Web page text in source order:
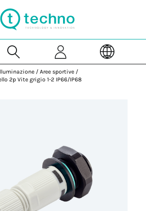
/ Aree sportive /
2p Vite grigio 1-2 IP66/IP68